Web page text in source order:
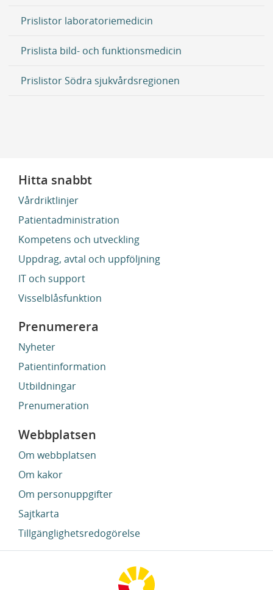
Prislistor laboratoriemedicin
Prislista bild- och funktionsmedicin
Prislistor Södra sjukvårdsregionen
Hitta snabbt
Vårdriktlinjer
Patientadministration
Kompetens och utveckling
Uppdrag, avtal och uppföljning
IT och support
Visselblåsfunktion
Prenumerera
Nyheter
Patientinformation
Utbildningar
Prenumeration
Webbplatsen
Om webbplatsen
Om kakor
Om personuppgifter
Sajtkarta
Tillgänglighetsredogörelse